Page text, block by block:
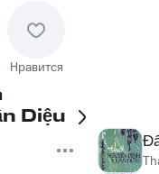
Нравится
Diệu